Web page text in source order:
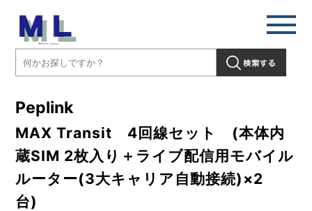
Peplink
MAX Transit 4回線セット (本体内
蔵SIM 2枚入り＋ライブ配信用モバイル
ルーター(3大キャリア自動接続)×2
台)